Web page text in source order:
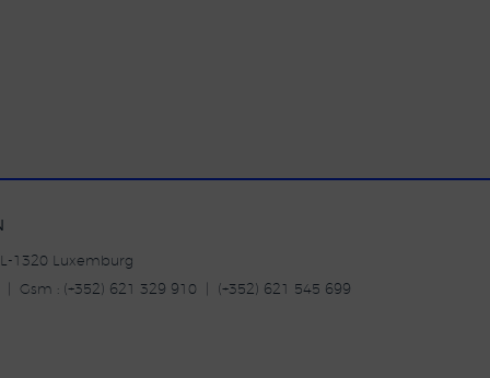
1320 Luxemburg
| Gsm : (+352) 621 329 910 | (+352) 621 545 699